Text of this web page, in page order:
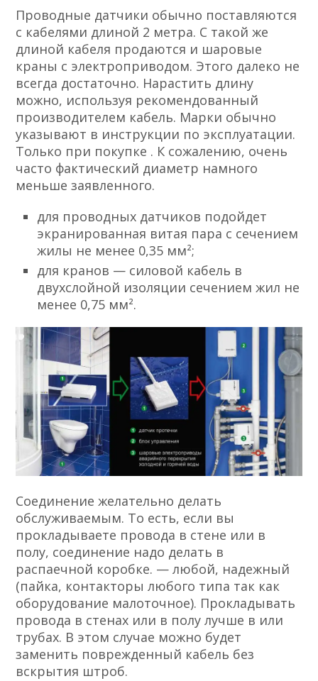
Проводные датчики обычно поставляются
с кабелями длиной 2 метра. С такой же
длиной кабеля продаются и шаровые
краны с электроприводом. Этого далеко не
всегда достаточно. Нарастить длину
можно, используя рекомендованный
производителем кабель. Марки обычно
указывают в инструкции по эксплуатации.
Только при покупке . К сожалению, очень
часто фактический диаметр намного
меньше заявленного.
для проводных датчиков подойдет
экранированная витая пара с сечением
жилы не менее 0,35 мм²;
для кранов — силовой кабель в
двухслойной изоляции сечением жил не
менее 0,75 мм².
Соединение желательно делать
обслуживаемым. То есть, если вы
прокладываете провода в стене или в
полу, соединение надо делать в
распаечной коробке. — любой, надежный
(пайка, контакторы любого типа так как
оборудование малоточное). Прокладывать
провода в стенах или в полу лучше в или
трубах. В этом случае можно будет
заменить поврежденный кабель без
вскрытия штроб.